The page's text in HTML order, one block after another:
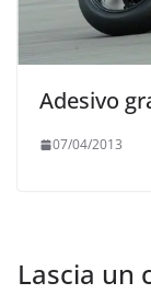
Adesivo
07/04/2013
Lascia un